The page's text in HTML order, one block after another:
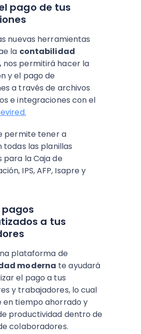
pago de tus
nuevas herramientas
la contabilidad
nos permitirá hacer la
y el pago de
a través de archivos
e integraciones con el
permite tener a
todas las planillas
para la Caja de
IPS, AFP, Isapre y
a tus
plataforma de
moderna te ayudará
el pago a tus
y trabajadores, lo cual
en tiempo ahorrado y
productividad dentro de
colaboradores.